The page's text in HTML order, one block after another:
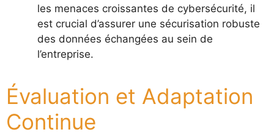
les menaces croissantes de cybersécurité, il
est crucial d’assurer une sécurisation robuste
des données échangées au sein de
l’entreprise.
Évaluation et Adaptation
Continue